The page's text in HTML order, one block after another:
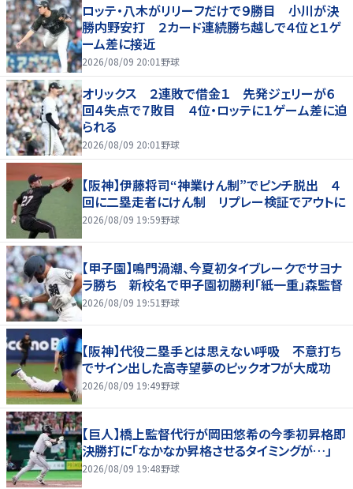
ロッテ・八木がリリーフだけで９勝目 小川が決
勝内野安打 ２カード連続勝ち越しで４位と１ゲ
ーム差に接近
2026/08/09 20:01 野球
オリックス ２連敗で借金１ 先発ジェリーが６
回４失点で７敗目 ４位・ロッテに１ゲーム差に迫
られる
2026/08/09 20:01 野球
【阪神】伊藤将司“神業けん制”でピンチ脱出 ４
回に二塁走者にけん制 リプレー検証でアウトに
2026/08/09 19:59野球
【甲子園】鳴門渦潮、今夏初タイブレークでサヨナ
ラ勝ち 新校名で甲子園初勝利「紙一重」森監督
2026/08/09 19:51 野球
【阪神】代役二塁手とは思えない呼吸 不意打ち
でサイン出した高寺望夢のピックオフが大成功
2026/08/09 19:49野球
【巨人】橋上監督代行が岡田悠希の今季初昇格即
決勝打に「なかなか昇格させるタイミングが…」
2026/08/09 19:48野球